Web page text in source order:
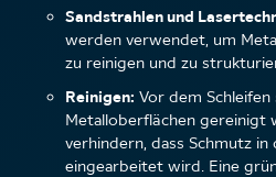
Sandstrahlen und
werden verwendet, um
zu reinigen und zu
Reinigen: Vor dem Schleifen
Metalloberflächen gereinigt
verhindern, dass Schmutz in
eingearbeitet wird. Eine